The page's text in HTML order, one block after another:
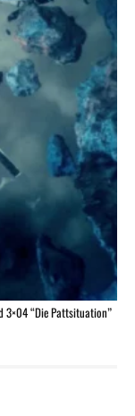
3×04 “Die Pattsituation”